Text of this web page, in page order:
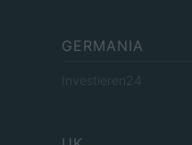
GERMANIA
Investieren24